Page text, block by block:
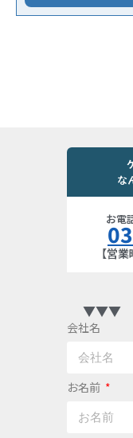
な
お電
【営
▼▼▼
会社名
お名前